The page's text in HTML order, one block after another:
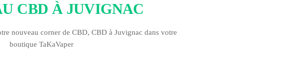
CBD À JUVIGNAC
nouveau corner de CBD, CBD à Juvignac dans votre
boutique TaKaVaper